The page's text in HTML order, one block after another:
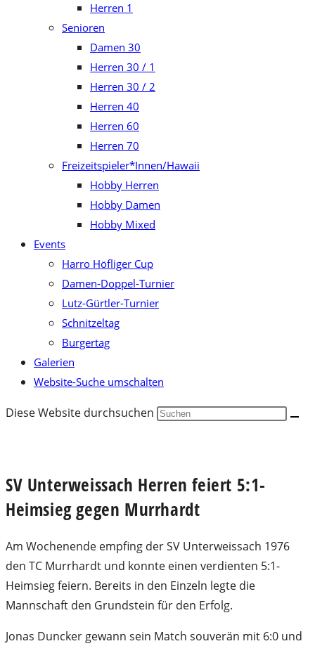
Herren 1
Senioren
Damen 30
Herren 30 / 1
Herren 30 / 2
Herren 40
Herren 60
Herren 70
Freizeitspieler*Innen/Hawaii
Hobby Herren
Hobby Damen
Hobby Mixed
Events
Harro Höfliger Cup
Damen-Doppel-Turnier
Lutz-Gürtler-Turnier
Schnitzeltag
Burgertag
Galerien
Website-Suche umschalten
Diese Website durchsuchen
SV Unterweissach Herren feiert 5:1-
Heimsieg gegen Murrhardt
Am Wochenende empfing der SV Unterweissach 1976
den TC Murrhardt und konnte einen verdienten 5:1-
Heimsieg feiern. Bereits in den Einzeln legte die
Mannschaft den Grundstein für den Erfolg.
Jonas Duncker gewann sein Match souverän mit 6:0 und